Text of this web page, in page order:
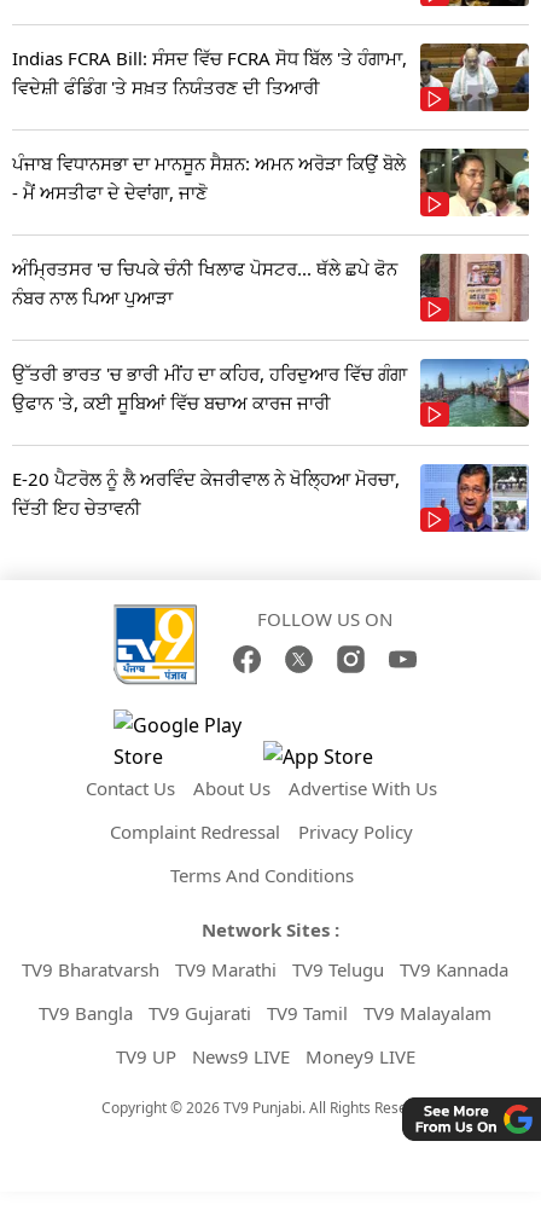
Indias FCRA Bill: ਸੰਸਦ ਵਿੱਚ FCRA ਸੋਧ ਬਿੱਲ 'ਤੇ ਹੰਗਾਮਾ,
ਵਿਦੇਸ਼ੀ ਫੰਡਿੰਗ 'ਤੇ ਸਖ਼ਤ ਨਿਯੰਤਰਣ ਦੀ ਤਿਆਰੀ
ਪੰਜਾਬ ਵਿਧਾਨਸਭਾ ਦਾ ਮਾਨਸੂਨ ਸੈਸ਼ਨ: ਅਮਨ ਅਰੋੜਾ ਕਿਉਂ ਬੋਲੇ
- ਮੈਂ ਅਸਤੀਫਾ ਦੇ ਦੇਵਾਂਗਾ, ਜਾਣੋ
ਅੰਮ੍ਰਿਤਸਰ 'ਚ ਚਿਪਕੇ ਚੰਨੀ ਖਿਲਾਫ ਪੋਸਟਰ... ਥੱਲੇ ਛਪੇ ਫੋਨ
ਨੰਬਰ ਨਾਲ ਪਿਆ ਪੁਆੜਾ
ਉੱਤਰੀ ਭਾਰਤ 'ਚ ਭਾਰੀ ਮੀਂਹ ਦਾ ਕਹਿਰ, ਹਰਿਦੁਆਰ ਵਿੱਚ ਗੰਗਾ
ਉਫਾਨ 'ਤੇ, ਕਈ ਸੂਬਿਆਂ ਵਿੱਚ ਬਚਾਅ ਕਾਰਜ ਜਾਰੀ
E-20 ਪੈਟਰੋਲ ਨੂੰ ਲੈ ਅਰਵਿੰਦ ਕੇਜਰੀਵਾਲ ਨੇ ਖੋਲ੍ਹਿਆ ਮੋਰਚਾ,
ਦਿੱਤੀ ਇਹ ਚੇਤਾਵਨੀ
FOLLOW US ON
Contact Us About Us
Advertise With Us
Complaint Redressal
Privacy Policy
Terms And Conditions
Network Sites :
TV9 Bharatvarsh
TV9 Marathi TV9 Telugu
TV9 Kannada
TV9 Bangla
TV9 Gujarati TV9 Tamil
TV9 Malayalam
TV9 UP
News9 LIVE Money9 LIVE
Copyright © 2026 TV9 Punjabi. All Rights Reserved.